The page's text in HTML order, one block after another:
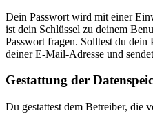
Dein Passwort wird mit einer
ist dein Schlüssel zu deinem
Passwort fragen. Solltest du dein
deiner E-Mail-Adresse und
Gestattung der
Du gestattest dem Betreiber, die